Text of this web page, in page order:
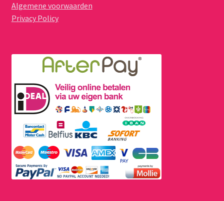
Algemene voorwaarden
Privacy Policy